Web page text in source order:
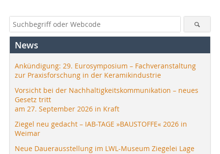
News
Ankündigung: 29. Eurosymposium – Fachveranstaltung
zur Praxisforschung in der Keramikindustrie
Vorsicht bei der Nachhaltigkeitskommunikation – neues
Gesetz tritt
am 27. September 2026 in Kraft
Ziegel neu gedacht – IAB-TAGE »BAUSTOFFE« 2026 in
Weimar
Neue Dauerausstellung im LWL-Museum Ziegelei Lage